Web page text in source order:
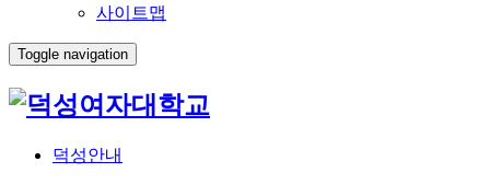
사이트맵
Toggle navigation
덕성안내